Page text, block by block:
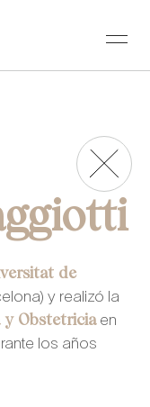
de
y realizó la
y Obstetriciaen
los años